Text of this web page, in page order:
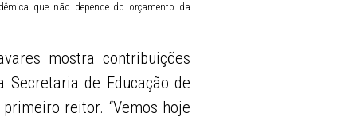
que não depende do orçamento da
mostra contribuições
de Educação de
reitor. “Vemos hoje